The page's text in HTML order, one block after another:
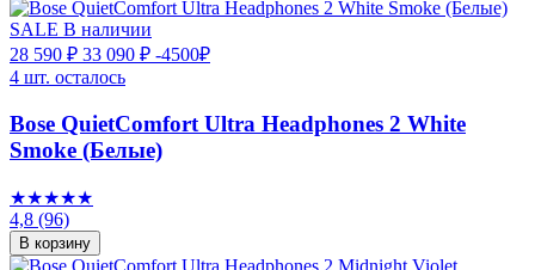
SALE В наличии
28 590 ₽ 33 090 ₽ -4500₽
4 шт. осталось
Bose QuietComfort Ultra Headphones 2 White
Smoke (Белые)
★★★★★
4,8 (96)
В корзину